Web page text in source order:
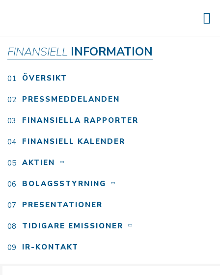
FINANSIELL INFORMATION
ÖVERSIKT
PRESSMEDDELANDEN
FINANSIELLA RAPPORTER
FINANSIELL KALENDER
AKTIEN
BOLAGSSTYRNING
PRESENTATIONER
TIDIGARE EMISSIONER
IR-KONTAKT